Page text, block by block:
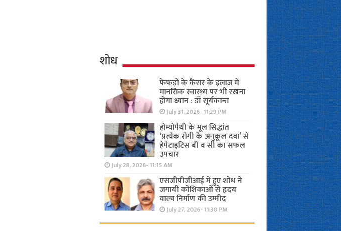
शोध
फेफड़ों के कैंसर के इलाज में
मानसिक स्वास्थ्य पर भी रखना
होगा ध्यान : डॉ सूर्यकान्त
July 31, 2026- 11:29 PM
होम्योपैथी के मूल सिद्धांत
‘प्रत्येक रोगी केे अनुकूल दवा’ से
हेपेटाइटिस बी व सी का सफल
उपचार
July 28, 2026- 11:15 AM
एसजीपीजीआई में हुए शोध ने
जगायी कोशिकाओं से हृदय
वाल्व निर्माण की उम्मीद
July 27, 2026- 11:30 PM